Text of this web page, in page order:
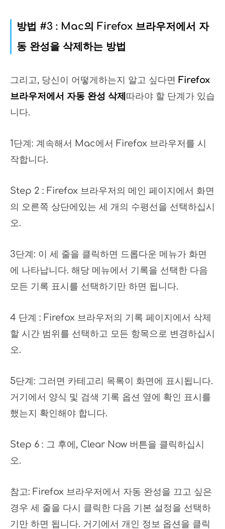
방법 #3 : Mac의 Firefox 브라우저에서 자
동 완성을 삭제하는 방법
그리고, 당신이 어떻게하는지 알고 싶다면 Firefox
브라우저에서 자동 완성 삭제 따라야 할 단계가 있습
니다.
1단계: 계속해서 Mac에서 Firefox 브라우저를 시
작합니다.
Step 2 : Firefox 브라우저의 메인 페이지에서 화면
의 오른쪽 상단에있는 세 개의 수평선을 선택하십시
오.
3단계: 이 세 줄을 클릭하면 드롭다운 메뉴가 화면
에 나타납니다. 해당 메뉴에서 기록을 선택한 다음
모든 기록 표시를 선택하기만 하면 됩니다.
4 단계 : Firefox 브라우저의 기록 페이지에서 삭제
할 시간 범위를 선택하고 모든 항목으로 변경하십시
오.
5단계: 그러면 카테고리 목록이 화면에 표시됩니다.
거기에서 양식 및 검색 기록 옵션 옆에 확인 표시를
했는지 확인해야 합니다.
Step 6 : 그 후에, Clear Now 버튼을 클릭하십시
오.
참고: Firefox 브라우저에서 자동 완성을 끄고 싶은
경우 세 줄을 다시 클릭한 다음 기본 설정을 선택하
기만 하면 됩니다. 거기에서 개인 정보 옵션을 클릭